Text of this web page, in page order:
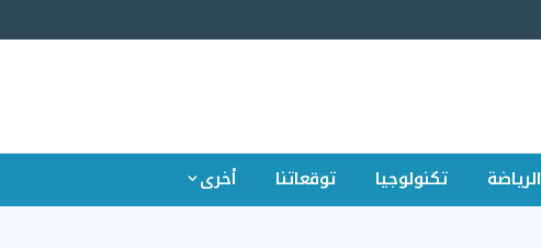
الرياضة تكنولوجيا توقعاتنا أخرى